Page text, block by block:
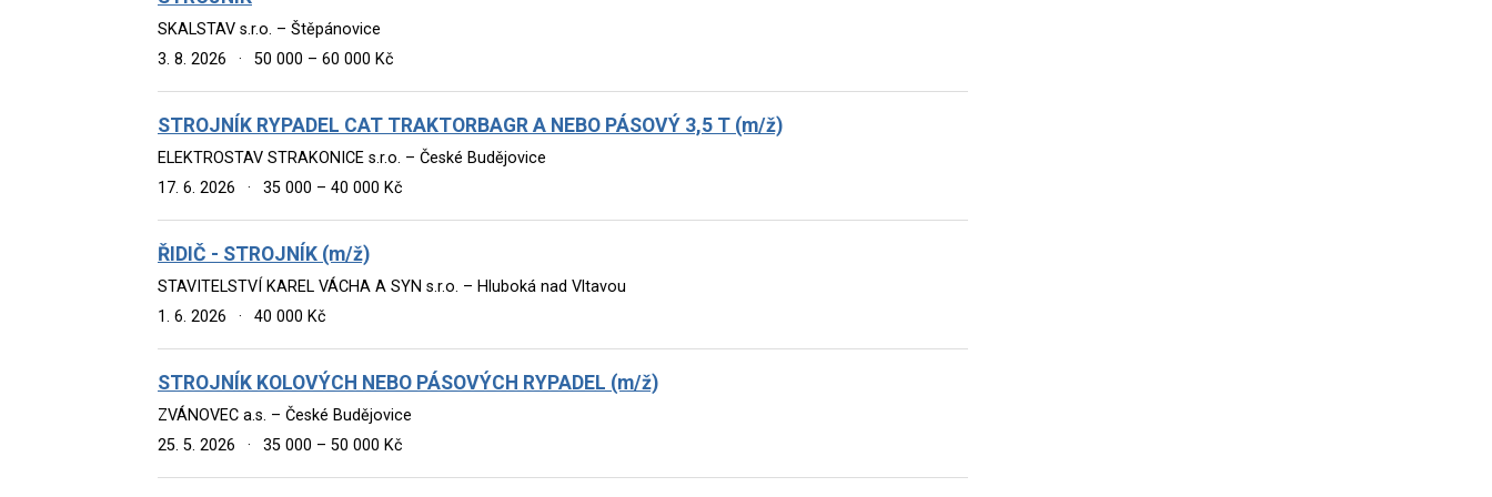
SKALSTAV s.r.o. – Štěpánovice
3. 8. 2026
· 50 000 – 60 000 Kč
STROJNÍK RYPADEL CAT TRAKTORBAGR A NEBO PÁSOVÝ 3,5 T (m/ž)
ELEKTROSTAV STRAKONICE s.r.o. – České Budějovice
17. 6. 2026
· 35 000 – 40 000 Kč
ŘIDIČ - STROJNÍK (m/ž)
STAVITELSTVÍ KAREL VÁCHA A SYN s.r.o. – Hluboká nad Vltavou
1. 6. 2026
· 40 000 Kč
STROJNÍK KOLOVÝCH NEBO PÁSOVÝCH RYPADEL (m/ž)
ZVÁNOVEC a.s. – České Budějovice
25. 5. 2026
· 35 000 – 50 000 Kč